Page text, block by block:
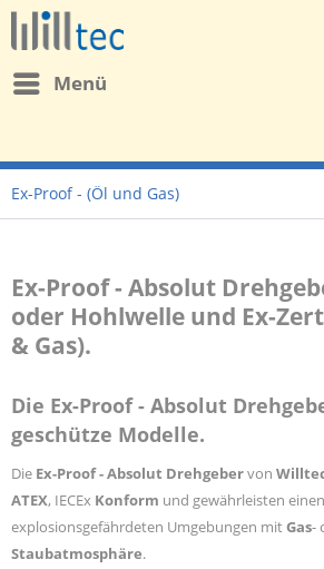
Menü
Ex-Proof - (Öl und Gas)
Ex-Proof - Absolut
oder Hohlwelle und Ex-
& Gas).
Die Ex-Proof - Absolut
geschütze Modelle.
Die Ex-Proof - Absolut Drehgebervon
ATEX, IECEx Konform und gewährleisten einen
explosionsgefährdeten Umgebungen mitGas-
Staubatmosphäre.